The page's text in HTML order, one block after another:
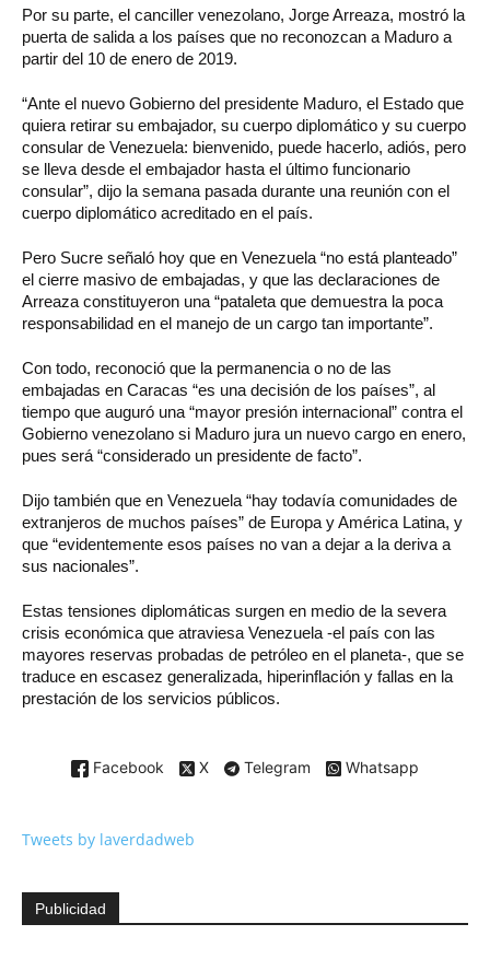
Por su parte, el canciller venezolano, Jorge Arreaza, mostró la
puerta de salida a los países que no reconozcan a Maduro a
partir del 10 de enero de 2019.
“Ante el nuevo Gobierno del presidente Maduro, el Estado que
quiera retirar su embajador, su cuerpo diplomático y su cuerpo
consular de Venezuela: bienvenido, puede hacerlo, adiós, pero
se lleva desde el embajador hasta el último funcionario
consular”, dijo la semana pasada durante una reunión con el
cuerpo diplomático acreditado en el país.
Pero Sucre señaló hoy que en Venezuela “no está planteado”
el cierre masivo de embajadas, y que las declaraciones de
Arreaza constituyeron una “pataleta que demuestra la poca
responsabilidad en el manejo de un cargo tan importante”.
Con todo, reconoció que la permanencia o no de las
embajadas en Caracas “es una decisión de los países”, al
tiempo que auguró una “mayor presión internacional” contra el
Gobierno venezolano si Maduro jura un nuevo cargo en enero,
pues será “considerado un presidente de facto”.
Dijo también que en Venezuela “hay todavía comunidades de
extranjeros de muchos países” de Europa y América Latina, y
que “evidentemente esos países no van a dejar a la deriva a
sus nacionales”.
Estas tensiones diplomáticas surgen en medio de la severa
crisis económica que atraviesa Venezuela -el país con las
mayores reservas probadas de petróleo en el planeta-, que se
traduce en escasez generalizada, hiperinflación y fallas en la
prestación de los servicios públicos.
Facebook X Telegram Whatsapp
Tweets by laverdadweb
Publicidad